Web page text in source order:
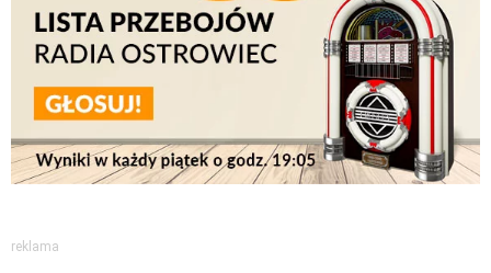
reklama